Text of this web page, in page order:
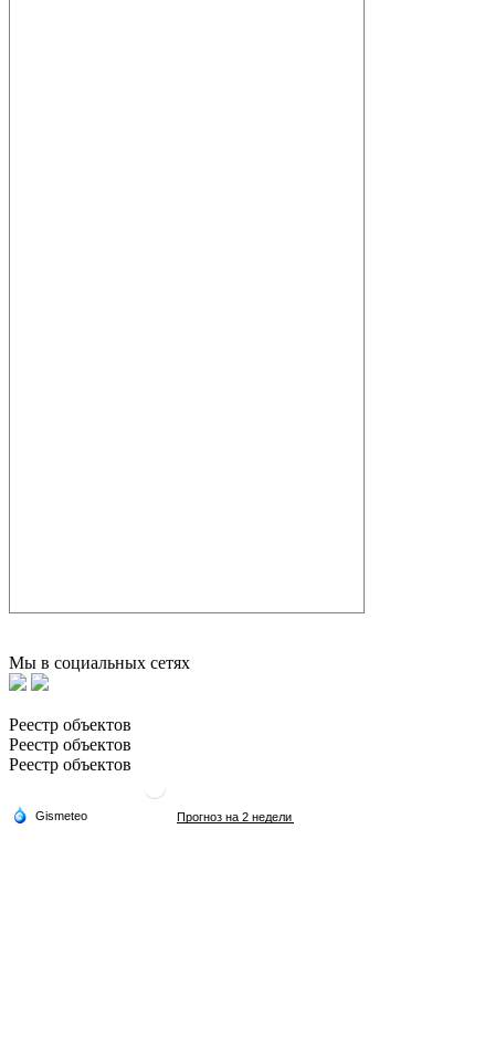
Мы в социальных сетях
Реестр объектов
Реестр объектов
Реестр объектов